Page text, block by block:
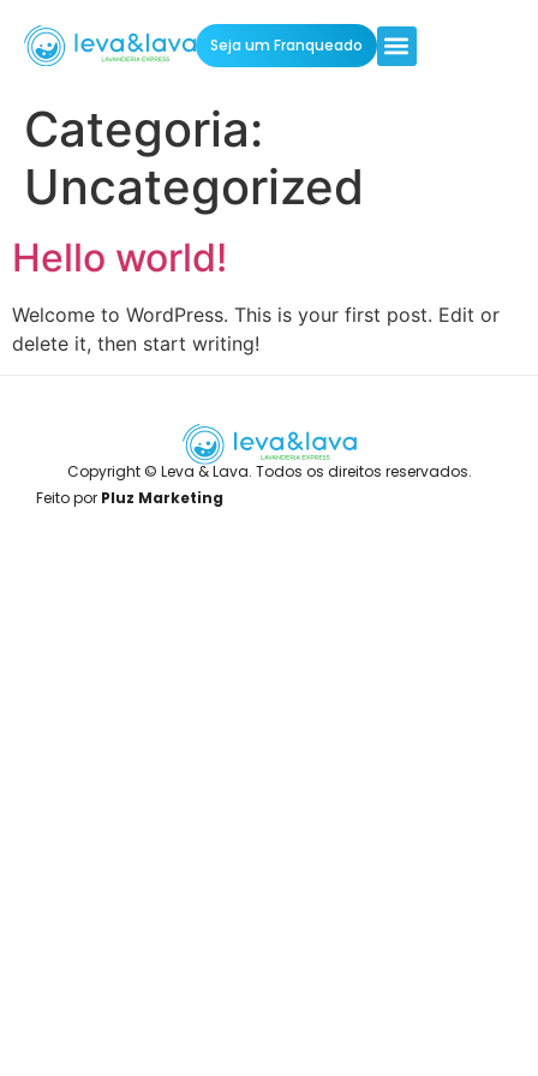
Seja um Franqueado
Categoria:
Uncategorized
Hello world!
Welcome to WordPress. This is your first post. Edit or
delete it, then start writing!
Copyright © Leva & Lava. Todos os direitos reservados.
Feito por Pluz Marketing